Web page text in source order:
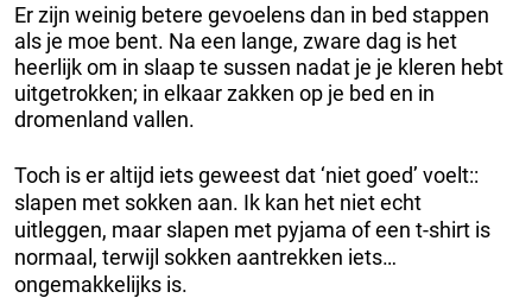
Er zijn weinig betere gevoelens dan in bed stappen
als je moe bent. Na een lange, zware dag is het
heerlijk om in slaap te sussen nadat je je kleren hebt
uitgetrokken; in elkaar zakken op je bed en in
dromenland vallen.
Toch is er altijd iets geweest dat ‘niet goed’ voelt::
slapen met sokken aan. Ik kan het niet echt
uitleggen, maar slapen met pyjama of een t-shirt is
normaal, terwijl sokken aantrekken iets…
ongemakkelijks is.